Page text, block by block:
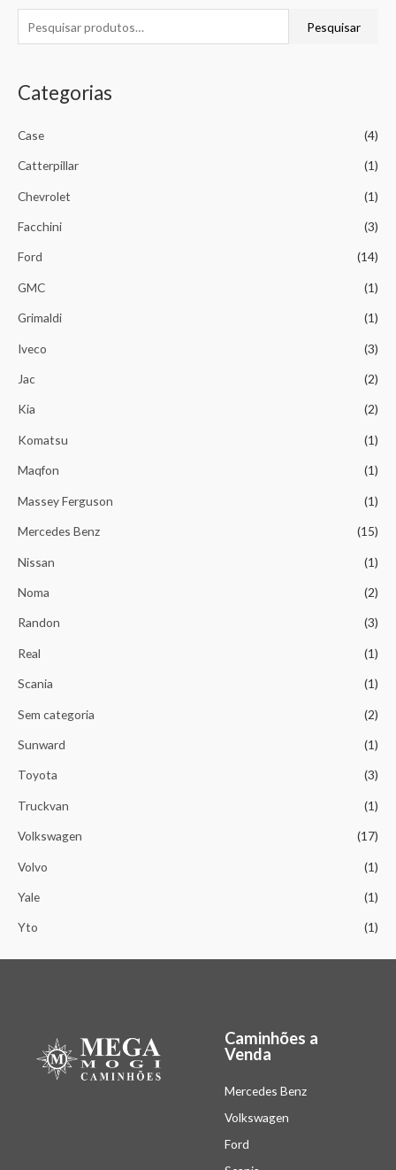
Pesquisar
Categorias
Case (4)
Catterpillar (1)
Chevrolet (1)
Facchini (3)
Ford (14)
GMC (1)
Grimaldi (1)
Iveco (3)
Jac (2)
Kia (2)
Komatsu (1)
Maqfon (1)
Massey Ferguson (1)
Mercedes Benz (15)
Nissan (1)
Noma (2)
Randon (3)
Real (1)
Scania (1)
Sem categoria (2)
Sunward (1)
Toyota (3)
Truckvan (1)
Volkswagen (17)
Volvo (1)
Yale (1)
Yto (1)
Caminhões a
Venda
Mercedes Benz
Volkswagen
Ford